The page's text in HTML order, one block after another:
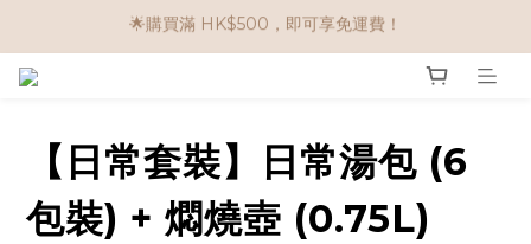
🌟購物滿 HK$650享95折； HK$950享9折；HK$1500享85折
【日常套裝】日常湯包 (6
包裝) + 燜燒壺 (0.75L)